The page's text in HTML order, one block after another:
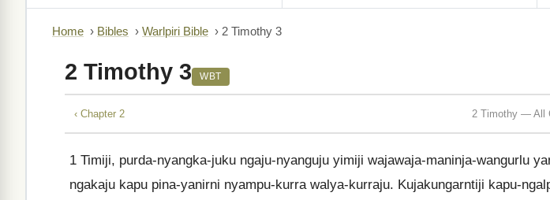
Home › Bibles › Warlpiri Bible › 2 Timothy 3
2 Timothy 3 WBT
‹ Chapter 2 2 Timothy — All
1 Timiji, purda-nyangka-juku ngaju-nyanguju yimiji wajawaja-maninja-wangurlu
ngakaju kapu pina-yanirni nyampu-kurra walya-kurraju. Kujakungarntiji kapu-